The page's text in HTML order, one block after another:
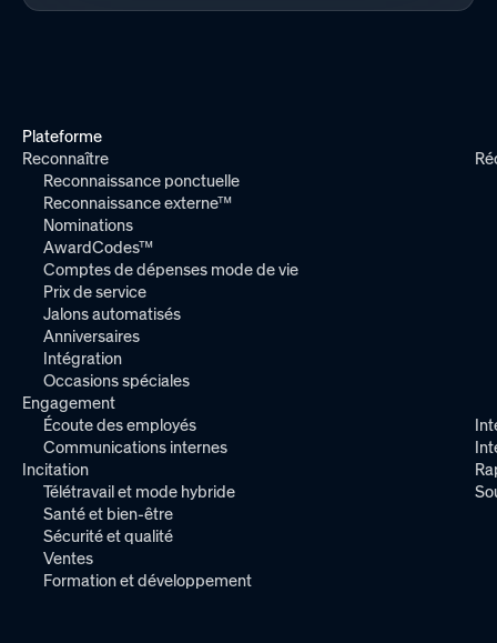
Plateforme
Reconnaître
Reconnaissance ponctuelle
Reconnaissance externe™
Nominations
AwardCodes™
Comptes de dépenses mode de vie
Prix de service
Jalons automatisés
Anniversaires
Intégration
Occasions spéciales
Engagement
Écoute des employés
Communications internes
Incitation
Télétravail et mode hybride
Santé et bien-être
Sécurité et qualité
Ventes
Formation et développement